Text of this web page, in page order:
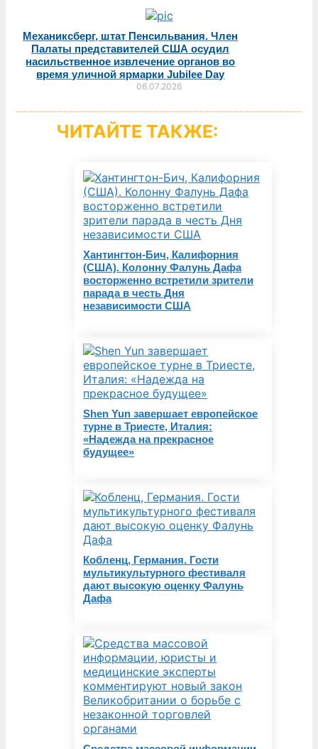
Механиксберг, штат Пенсильвания. Член
Палаты представителей США осудил
насильственное извлечение органов во
время уличной ярмарки Jubilee Day
06.07.2026
ЧИТАЙТЕ ТАКЖЕ:
Хантингтон-Бич, Калифорния
(США). Колонну Фалунь Дафа
восторженно встретили зрители
парада в честь Дня
независимости США
Shen Yun завершает европейское
турне в Триесте, Италия:
«Надежда на прекрасное
будущее»
Кобленц, Германия. Гости
мультикультурного фестиваля
дают высокую оценку Фалунь
Дафа